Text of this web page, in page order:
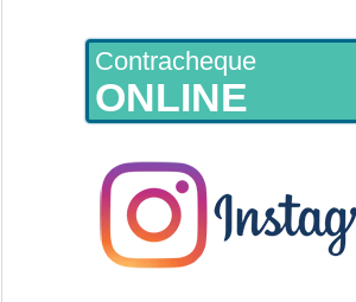
Contracheque
ONLINE